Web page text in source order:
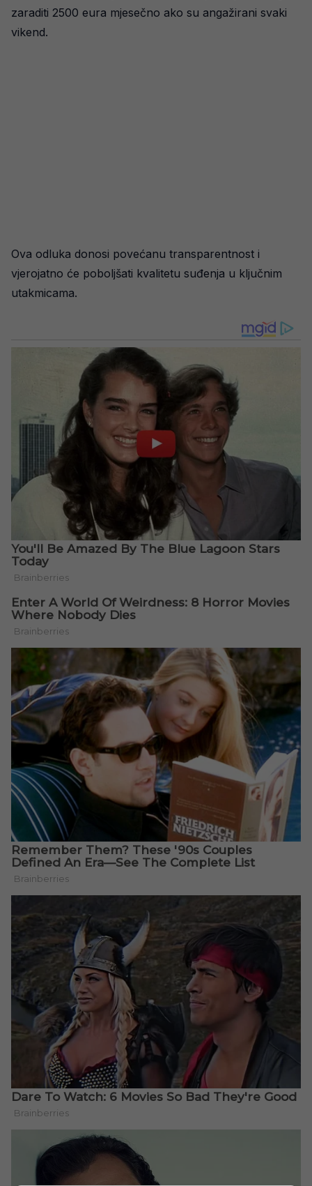
zaraditi 2500 eura mjesečno ako su angažirani svaki
vikend.
Ova odluka donosi povećanu transparentnost i
vjerojatno će poboljšati kvalitetu suđenja u ključnim
utakmicama.